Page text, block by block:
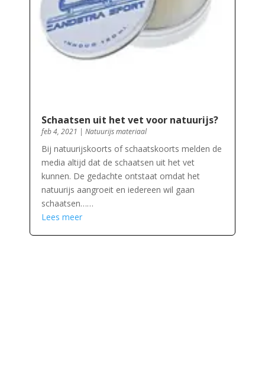
Schaatsen uit het vet voor natuurijs?
feb 4, 2021 | Natuurijs materiaal
Bij natuurijskoorts of schaatskoorts melden de
media altijd dat de schaatsen uit het vet
kunnen. De gedachte ontstaat omdat het
natuurijs aangroeit en iedereen wil gaan
schaatsen……
Lees meer